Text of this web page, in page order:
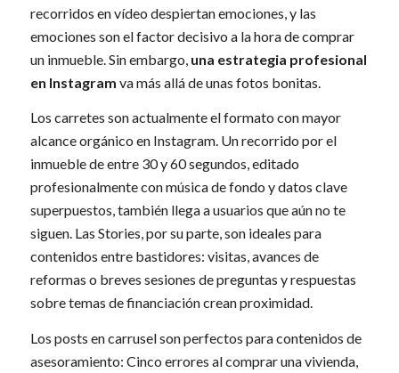
recorridos en vídeo despiertan emociones, y las
emociones son el factor decisivo a la hora de comprar
un inmueble. Sin embargo, una estrategia profesional
en Instagram va más allá de unas fotos bonitas.
Los carretes son actualmente el formato con mayor
alcance orgánico en Instagram. Un recorrido por el
inmueble de entre 30 y 60 segundos, editado
profesionalmente con música de fondo y datos clave
superpuestos, también llega a usuarios que aún no te
siguen. Las Stories, por su parte, son ideales para
contenidos entre bastidores: visitas, avances de
reformas o breves sesiones de preguntas y respuestas
sobre temas de financiación crean proximidad.
Los posts en carrusel son perfectos para contenidos de
asesoramiento: Cinco errores al comprar una vivienda,